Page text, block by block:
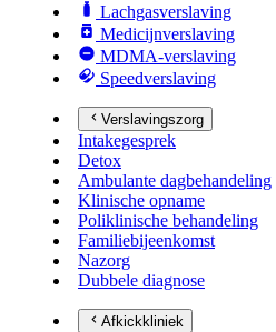
Lachgasverslaving
Medicijnverslaving
MDMA-verslaving
Speedverslaving
Verslavingszorg
Intakegesprek
Detox
Ambulante dagbehandeling
Klinische opname
Poliklinische behandeling
Familiebijeenkomst
Nazorg
Dubbele diagnose
Afkickkliniek